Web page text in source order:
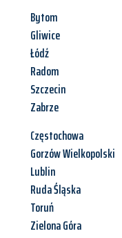
Bytom
Gliwice
Łódź
Radom
Szczecin
Zabrze
Częstochowa
Gorzów Wielkopolski
Lublin
Ruda Śląska
Toruń
Zielona Góra